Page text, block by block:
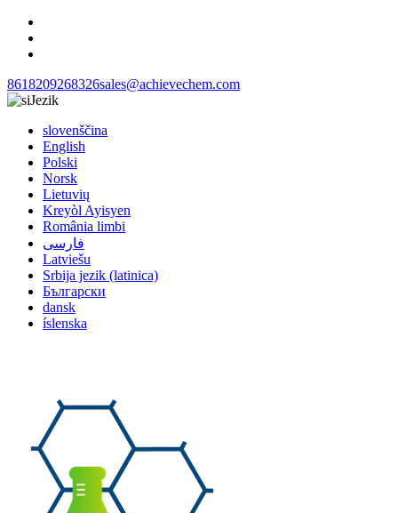
8618209268326sales@achievechem.com
Jezik
slovenščina
English
Polski
Norsk
Lietuvių
Kreyòl Ayisyen
România limbi
فارسی
Latviešu
Srbija jezik (latinica)
Български
dansk
íslenska